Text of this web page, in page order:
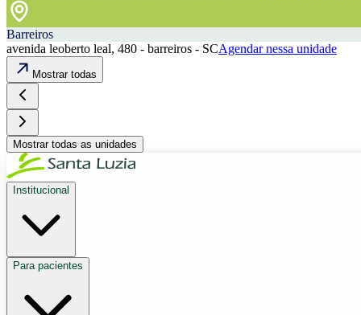
Barreiros
avenida leoberto leal, 480 - barreiros - SCAgendar nessa unidade
Mostrar todas
Mostrar todas as unidades
Institucional
Para pacientes